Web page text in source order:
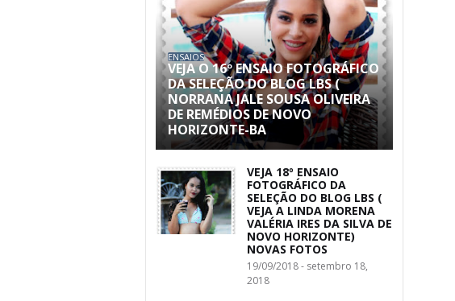
ENSAIOS
VEJA O 16º ENSAIO FOTOGRÁFICO
DA SELEÇÃO DO BLOG LBS (
NORRANA JALE SOUSA OLIVEIRA
DE REMÉDIOS DE NOVO
HORIZONTE-BA
VEJA 18º ENSAIO
FOTOGRÁFICO DA
SELEÇÃO DO BLOG LBS (
VEJA A LINDA MORENA
VALÉRIA IRES DA SILVA DE
NOVO HORIZONTE)
NOVAS FOTOS
19/09/2018 - setembro 18,
2018